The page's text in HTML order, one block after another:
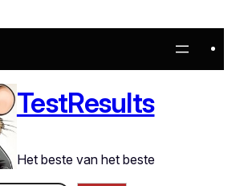
TestResults
Het beste van het beste